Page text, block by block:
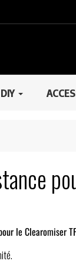
DIY
le Clearomiser